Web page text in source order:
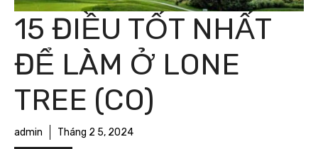
15 ĐIỀU TỐT NHẤT
ĐỂ LÀM Ở LONE
TREE (CO)
admin Tháng 2 5, 2024